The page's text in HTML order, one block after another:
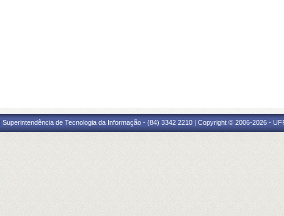
Superintendência de Tecnologia da Informação - (84) 3342 2210 | Copyright © 2006-2026 -